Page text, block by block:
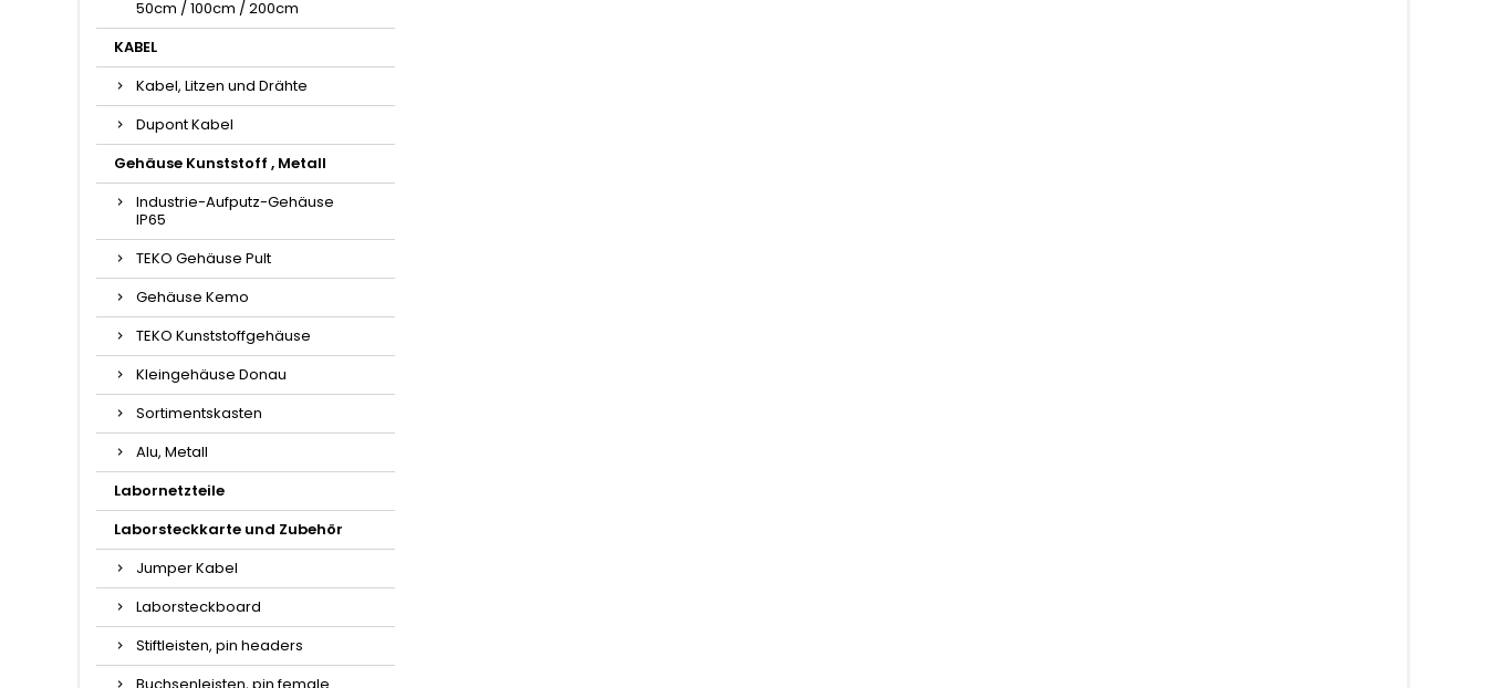
50cm / 100cm / 200cm
KABEL
Kabel, Litzen und Drähte
Dupont Kabel
Gehäuse Kunststoff , Metall
Industrie-Aufputz-Gehäuse
IP65
TEKO Gehäuse Pult
Gehäuse Kemo
TEKO Kunststoffgehäuse
Kleingehäuse Donau
Sortimentskasten
Alu, Metall
Labornetzteile
Laborsteckkarte und Zubehör
Jumper Kabel
Laborsteckboard
Stiftleisten, pin headers